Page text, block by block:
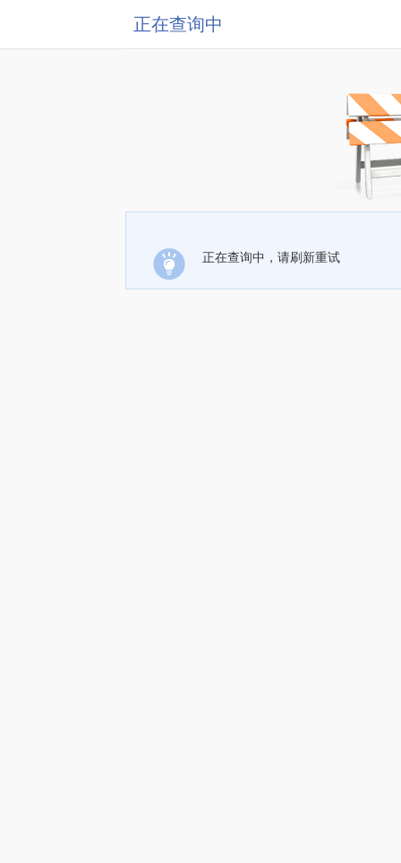
正在查询中
正在查询中，请刷新重试